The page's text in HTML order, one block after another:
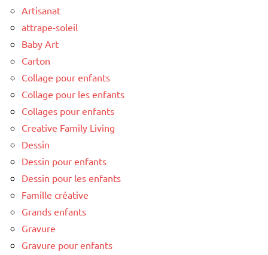
Artisanat
attrape-soleil
Baby Art
Carton
Collage pour enfants
Collage pour les enfants
Collages pour enfants
Creative Family Living
Dessin
Dessin pour enfants
Dessin pour les enfants
Famille créative
Grands enfants
Gravure
Gravure pour enfants